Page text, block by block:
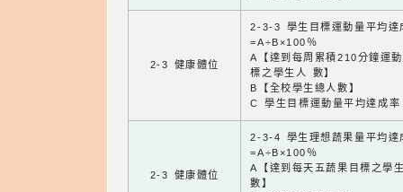
2-3 健康體位
2-3-3 學生目標運動量平均達
=A÷B×100％
A【達到每周累積210分鐘運
標之學生人 數】
B【全校學生總人數】
C 學生目標運動量平均達成率
2-3 健康體位
2-3-4 學生理想蔬果量平均達
=A÷B×100％
A【達到每天五蔬果目標之學
數】